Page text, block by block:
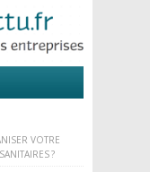
VOTRE
?